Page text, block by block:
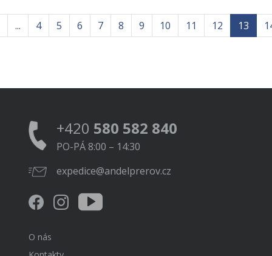
... 4 5 6 7 8 9 10 11 12 13
+420 580 582 840
PO-PÁ 8:00 – 14:30
expedice@andelprerov.cz
O nás